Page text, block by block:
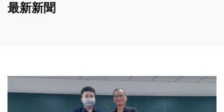
最新新聞